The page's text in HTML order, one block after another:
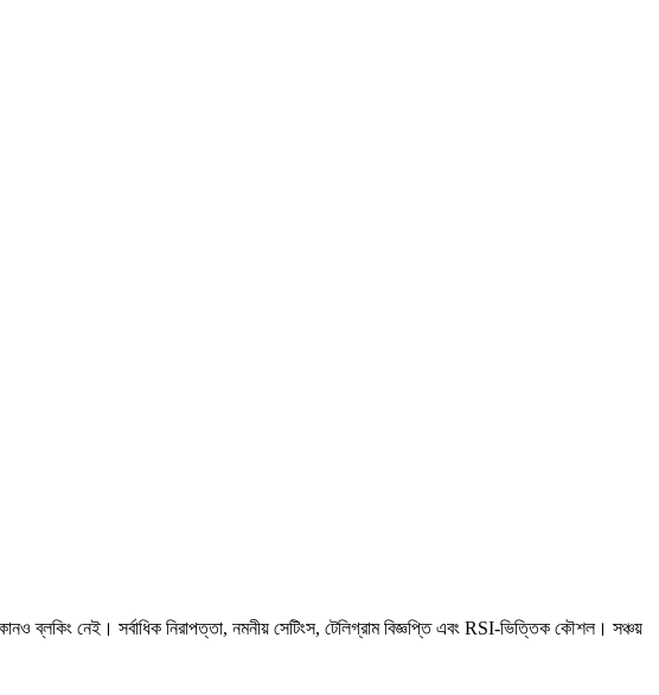
নেই। সর্বাধিক নিরাপত্তা, নমনীয় সেটিংস, টেলিগ্রাম বিজ্ঞপ্তি এবং RSI-ভিত্তিক কৌশল। সঞ্চয়